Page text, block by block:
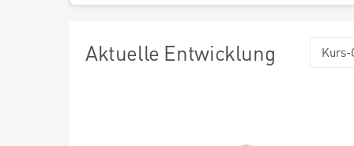
Aktuelle Entwicklung Kurs-